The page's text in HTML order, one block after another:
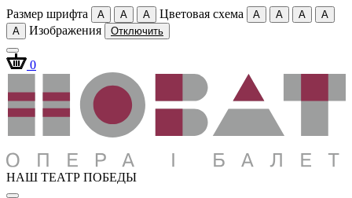
Размер шрифта A A A Цветовая схема A A A
A
A
Изображения Отключить
0
НАШ ТЕАТР ПОБЕДЫ